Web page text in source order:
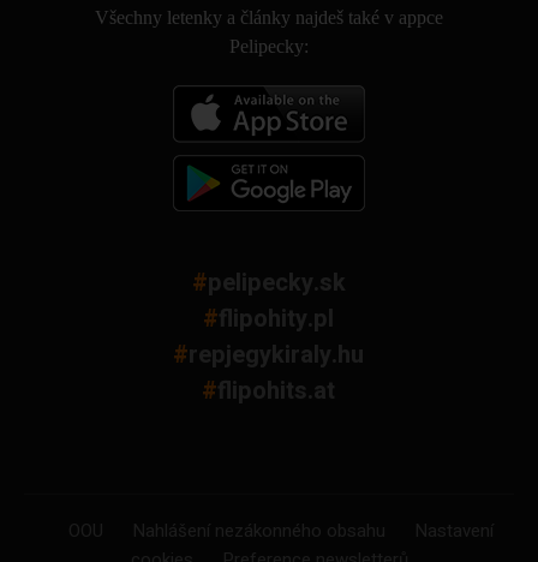
Všechny letenky a články najdeš také v appce
Pelipecky:
#pelipecky.sk
#flipohity.pl
#repjegykiraly.hu
#flipohits.at
OOU Nahlášení nezákonného obsahu
Nastavení